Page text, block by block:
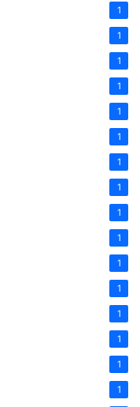
1
1
1
1
1
1
1
1
1
1
1
1
1
1
1
1